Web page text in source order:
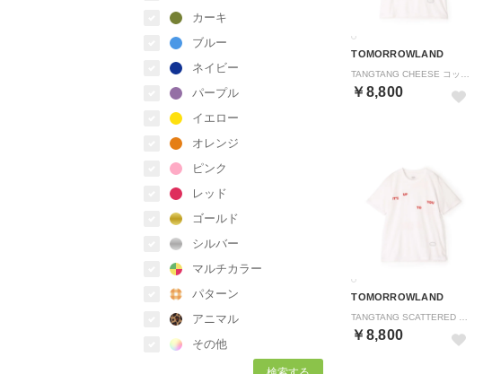
カーキ
ブルー
ネイビー
パープル
イエロー
オレンジ
ピンク
レッド
ゴールド
シルバー
マルチカラー
パターン
アニマル
その他
TOMORROWLAND
￥8,800
TOMORROWLAND
￥8,800